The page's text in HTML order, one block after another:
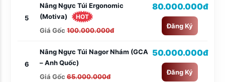
5
Nâng Ngực Túi Ergonomic
(Motiva)
HOT
Giá Gốc 100.000.000đ
80.000.000đ
Đăng Ký
6
Nâng Ngực Túi Nagor Nhám (GCA
– Anh Quốc)
Giá Gốc 65.000.000đ
50.000.000đ
Đăng Ký